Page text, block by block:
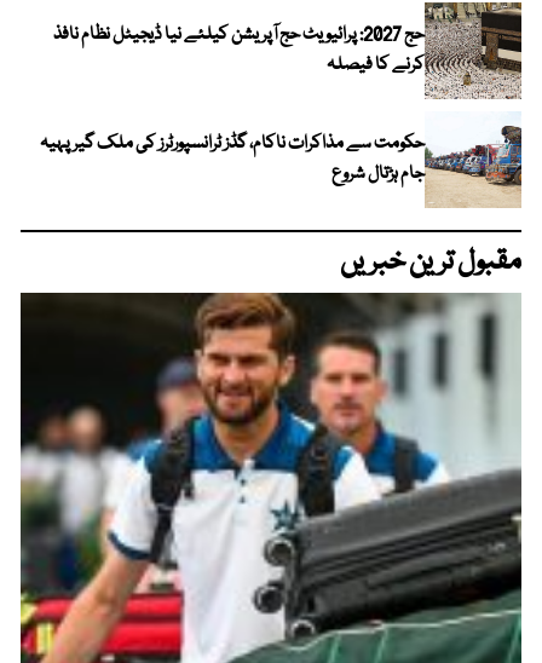
حج 2027: پرائیویٹ حج آپریشن کیلئے نیا ڈیجیٹل نظام نافذ
کرنے کا فیصلہ
حکومت سے مذاکرات ناکام، گڈز ٹرانسپورٹرز کی ملک گیر پہیہ
جام ہڑتال شروع
مقبول ترین خبریں